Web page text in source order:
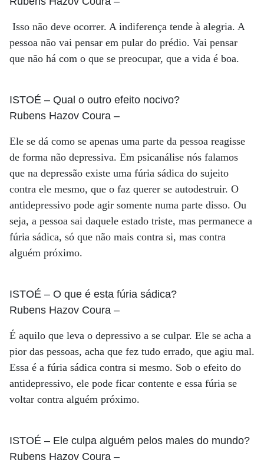
Isso não deve ocorrer. A indiferença tende à alegria. A
pessoa não vai pensar em pular do prédio. Vai pensar
que não há com o que se preocupar, que a vida é boa.
ISTOÉ – Qual o outro efeito nocivo?
Rubens Hazov Coura –
Ele se dá como se apenas uma parte da pessoa reagisse
de forma não depressiva. Em psicanálise nós falamos
que na depressão existe uma fúria sádica do sujeito
contra ele mesmo, que o faz querer se autodestruir. O
antidepressivo pode agir somente numa parte disso. Ou
seja, a pessoa sai daquele estado triste, mas permanece a
fúria sádica, só que não mais contra si, mas contra
alguém próximo.
ISTOÉ – O que é esta fúria sádica?
Rubens Hazov Coura –
É aquilo que leva o depressivo a se culpar. Ele se acha a
pior das pessoas, acha que fez tudo errado, que agiu mal.
Essa é a fúria sádica contra si mesmo. Sob o efeito do
antidepressivo, ele pode ficar contente e essa fúria se
voltar contra alguém próximo.
ISTOÉ – Ele culpa alguém pelos males do mundo?
Rubens Hazov Coura –